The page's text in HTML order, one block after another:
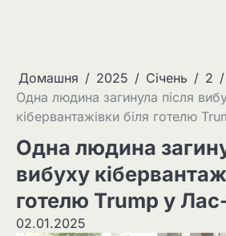
Домашня 2025 Січень
2
Одна людина загинула після
кібервантажівки біля готелю
Одна людина
вибуху
готелю Trump у
02.01.2025